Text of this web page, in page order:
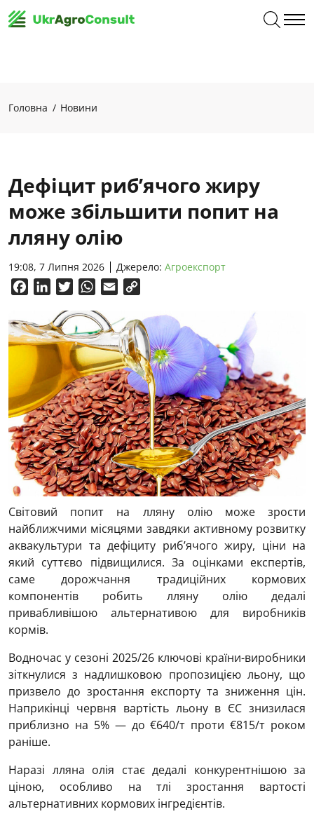
Головна Новини
Дефіцит риб’ячого жиру
може збільшити попит на
лляну олію
19:08, 7 Липня 2026 Джерело: Агроекспорт
FacebookLinkedInTwitterWhatsApp
Email
Світовий попит на лляну олію може зрости
найближчими місяцями завдяки активному розвитку
аквакультури та дефіциту риб’ячого жиру, ціни на
який суттєво підвищилися. За оцінками експертів,
саме дорожчання традиційних кормових
компонентів робить лляну олію дедалі
привабливішою альтернативою для виробників
кормів.
Водночас у сезоні 2025/26 ключові країни-виробники
зіткнулися з надлишковою пропозицією льону, що
призвело до зростання експорту та зниження цін.
Наприкінці червня вартість льону в ЄС знизилася
приблизно на 5% — до €640/т проти €815/т роком
раніше.
Наразі лляна олія стає дедалі конкурентнішою за
ціною, особливо на тлі зростання вартості
альтернативних кормових інгредієнтів.